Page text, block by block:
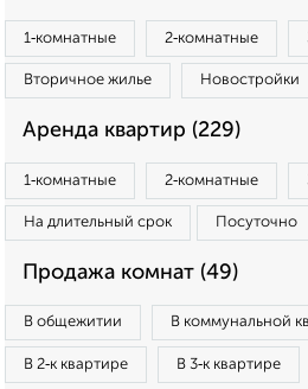
1‑комнатные 2‑комнатные
Вторичное жилье Новостройки
Аренда квартир (229)
1‑комнатные 2‑комнатные
На длительный срок Посуточно
Продажа комнат (49)
В общежитии В коммунальной
В 2‑к квартире В 3‑к квартире